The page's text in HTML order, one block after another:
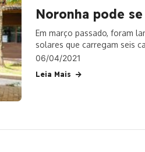
Noronha pode
Em março passado, foram
solares que carregam seis
06/04/2021
Leia Mais